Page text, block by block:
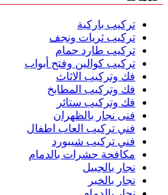
تركيب باركية
تركيب ثريات ونجف
تركيب طارد حمام
تركيب كوالين وفتح أبواب
فك وتركيب الاثاث
فك وتركيب المطابخ
فك وتركيب ستائر
فنى نجار بالظهران
فني تركيب العاب اطفال
فني تركيب شيبورد
مكافحة حشرات بالدمام
نجار بالجبيل
نجار بالخبر